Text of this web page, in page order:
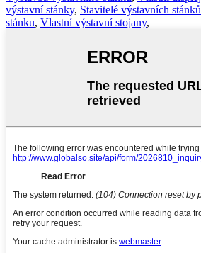
výstavní stánky, Stavitelé výstavních stánků
stánku, Vlastní výstavní stojany,